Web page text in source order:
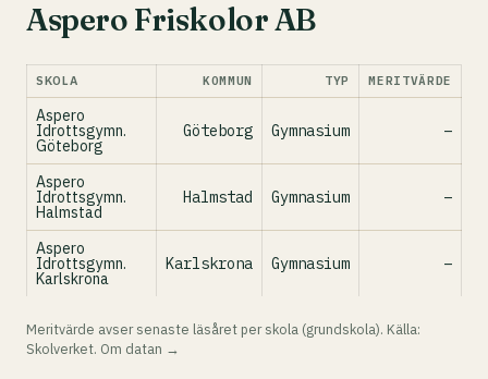
Aspero Friskolor AB
SKOLA KOMMUN TYP MERITVÄRDE
Aspero
Idrottsgymn.
Göteborg
Göteborg Gymnasium –
Aspero
Idrottsgymn.
Halmstad
Halmstad Gymnasium –
Aspero
Idrottsgymn.
Karlskrona
Karlskrona Gymnasium –
Meritvärde avser senaste läsåret per skola (grundskola). Källa:
Skolverket. Om datan →